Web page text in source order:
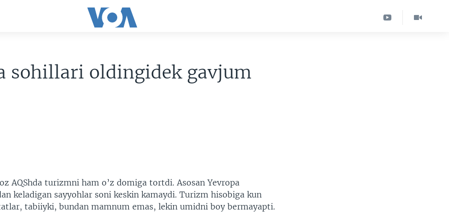
sohillari oldingidek gavjum
AQShda turizmni ham o’z domiga tortdi. Asosan Yevropa
keladigan sayyohlar soni keskin kamaydi. Turizm hisobiga kun
tabiiyki, bundan mamnum emas, lekin umidni boy bermayapti.